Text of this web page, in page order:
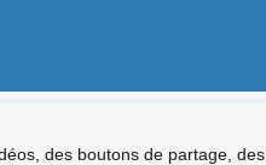
des boutons de partage, des